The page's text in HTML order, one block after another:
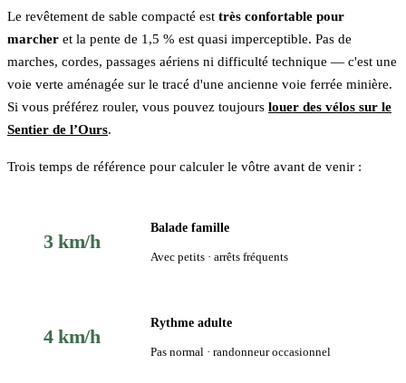
Le revêtement de sable compacté est très confortable pour
marcher et la pente de 1,5 % est quasi imperceptible. Pas de
marches, cordes, passages aériens ni difficulté technique — c'est une
voie verte aménagée sur le tracé d'une ancienne voie ferrée minière.
Si vous préférez rouler, vous pouvez toujours louer des vélos sur le
Sentier de l’Ours.
Trois temps de référence pour calculer le vôtre avant de venir :
3 km/h
Balade famille
Avec petits · arrêts fréquents
4 km/h
Rythme adulte
Pas normal · randonneur occasionnel